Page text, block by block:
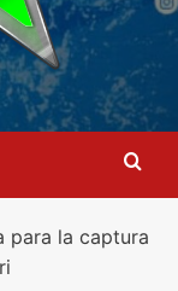
para la captura